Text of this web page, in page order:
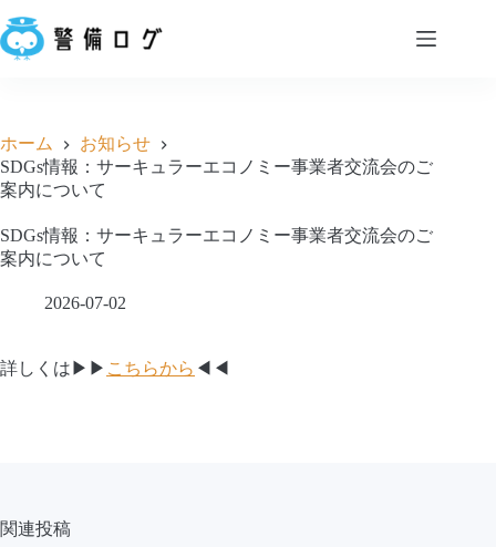
ン
テ
ス
キ
ッ
要
サ
ー
ビ
ス
お
ら
わ
ホーム
お知らせ
SDGs情報：サーキュラーエコノミー事業者交流会のご
案内について
SDGs情報：サーキュラーエコノミー事業者交流会のご
案内について
2026-07-02
詳しくは▶▶ こちらから ◀◀
関連投稿